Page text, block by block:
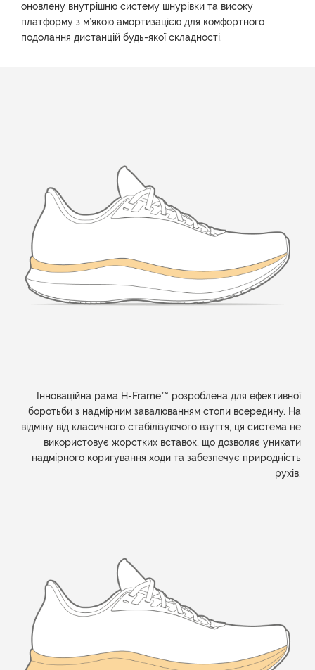
оновлену внутрішню систему шнурівки та високу
платформу з м’якою амортизацією для комфортного
подолання дистанцій будь-якої складності.
Інноваційна рама H-Frame™ розроблена для ефективної
боротьби з надмірним завалюванням стопи всередину. На
відміну від класичного стабілізуючого взуття, ця система не
використовує жорстких вставок, що дозволяє уникати
надмірного коригування ходи та забезпечує природність
рухів.